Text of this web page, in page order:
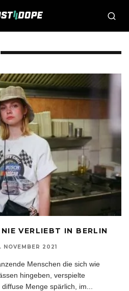
VERLIEBT IN BERLIN
NOVEMBER 2021
Menschen die sich wie
hingeben, verspielte
Menge spärlich, im